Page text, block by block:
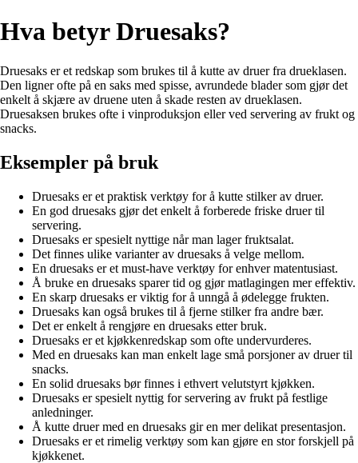
Hva betyr Druesaks?
Druesaks er et redskap som brukes til å kutte av druer fra drueklasen.
Den ligner ofte på en saks med spisse, avrundede blader som gjør det
enkelt å skjære av druene uten å skade resten av drueklasen.
Druesaksen brukes ofte i vinproduksjon eller ved servering av frukt og
snacks.
Eksempler på bruk
Druesaks er et praktisk verktøy for å kutte stilker av druer.
En god druesaks gjør det enkelt å forberede friske druer til
servering.
Druesaks er spesielt nyttige når man lager fruktsalat.
Det finnes ulike varianter av druesaks å velge mellom.
En druesaks er et must-have verktøy for enhver matentusiast.
Å bruke en druesaks sparer tid og gjør matlagingen mer effektiv.
En skarp druesaks er viktig for å unngå å ødelegge frukten.
Druesaks kan også brukes til å fjerne stilker fra andre bær.
Det er enkelt å rengjøre en druesaks etter bruk.
Druesaks er et kjøkkenredskap som ofte undervurderes.
Med en druesaks kan man enkelt lage små porsjoner av druer til
snacks.
En solid druesaks bør finnes i ethvert velutstyrt kjøkken.
Druesaks er spesielt nyttig for servering av frukt på festlige
anledninger.
Å kutte druer med en druesaks gir en mer delikat presentasjon.
Druesaks er et rimelig verktøy som kan gjøre en stor forskjell på
kjøkkenet.